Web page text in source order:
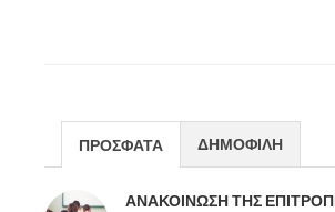
ΠΡΟΣΦΑΤΑ ΔΗΜΟΦΙΛΗ
ΑΝΑΚΟΙΝΩΣΗ ΤΗΣ